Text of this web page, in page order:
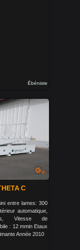
Ébéniste
C
entre lames: 300
automatique,
Vitesse de
: 12 mmin Etaux
Année 2010